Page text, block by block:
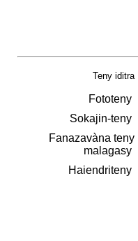
Teny iditra
Fototeny
Sokajin-teny
Fanazavàna teny
malagasy
Haiendriteny